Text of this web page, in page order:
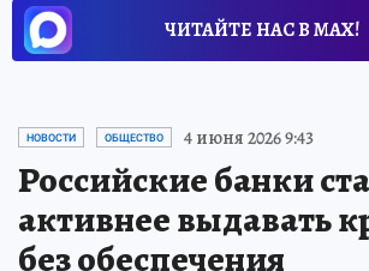
ЧИТАЙТЕ НАС В МАХ!
НОВОСТИ ОБЩЕСТВО 4 июня 2026 9:43
Российские банки
активнее выдавать
без обеспечения